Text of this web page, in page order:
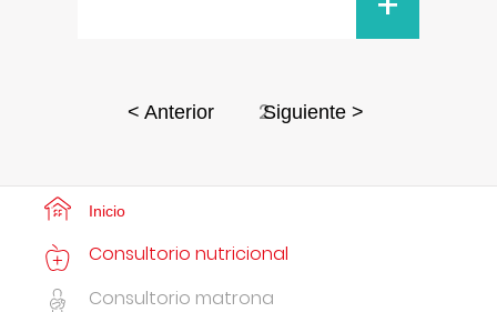
< Anterior 2Siguiente >
Inicio
Consultorio nutricional
Consultorio matrona